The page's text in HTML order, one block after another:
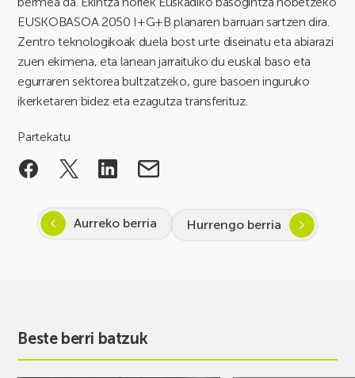
EUSKOBASOA 2050 I+G+B planaren barruan sartzen dira.
Zentro teknologikoak duela bost urte diseinatu eta abiarazi
zuen ekimena, eta lanean jarraituko du euskal baso eta
egurraren sektorea bultzatzeko, gure basoen inguruko
ikerketaren bidez eta ezagutza transferituz.
Partekatu
Aurreko berria Hurrengo berria
Beste berri batzuk